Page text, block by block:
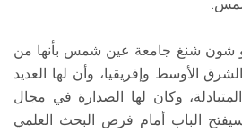
شون شنغ جامعة عين شمس بأنها من
الأوسط وإفريقيا، وأن لها العديد
وكان لها الصدارة في مجال
سيفتح الباب أمام فرص البحث العلمي